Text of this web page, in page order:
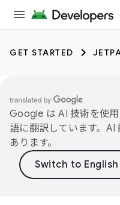
GET STARTED
Google は AI 技術を使
語に翻訳しています。
あります。